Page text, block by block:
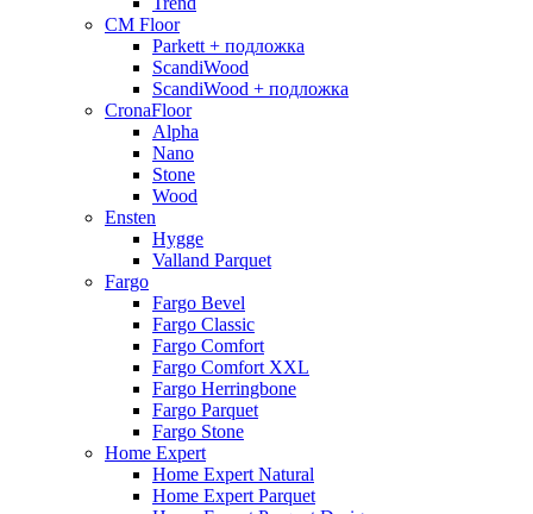
CM Floor
Parkett + подложка
ScandiWood
ScandiWood + подложка
CronaFloor
Alpha
Nano
Stone
Wood
Ensten
Hygge
Valland Parquet
Fargo
Fargo Bevel
Fargo Classic
Fargo Comfort
Fargo Comfort XXL
Fargo Herringbone
Fargo Parquet
Fargo Stone
Home Expert
Home Expert Natural
Home Expert Parquet